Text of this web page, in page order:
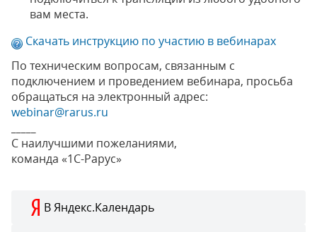
вам места.
Скачать инструкцию по участию в вебинарах
По техническим вопросам, связанным с
подключением и проведением вебинара, просьба
обращаться на электронный адрес:
webinar@rarus.ru
С наилучшими пожеланиями,
команда «1С-Рарус»
В Яндекс.Календарь